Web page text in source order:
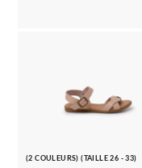
(2 COULEURS) (TAILLE 26 - 33)